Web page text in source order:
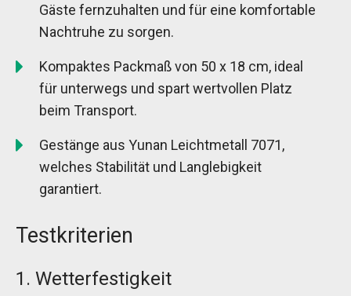
Gäste fernzuhalten und für eine komfortable
Nachtruhe zu sorgen.
Kompaktes Packmaß von 50 x 18 cm, ideal
für unterwegs und spart wertvollen Platz
beim Transport.
Gestänge aus Yunan Leichtmetall 7071,
welches Stabilität und Langlebigkeit
garantiert.
Testkriterien
1. Wetterfestigkeit